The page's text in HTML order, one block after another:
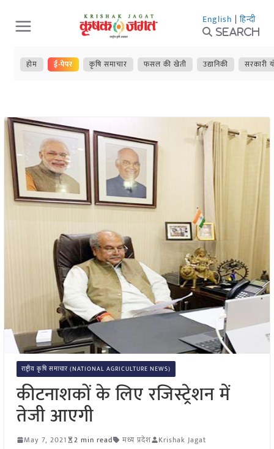
Skip
to
content
English | हिन्दी
Search
होम ई-पेपर कृषि समाचार फसल की खेती उद्यानिकी सरकारी
राष्ट्रीय कृषि समाचार (NATIONAL AGRICULTURE NEWS)
कीटनाशकों के लिए रजिस्ट्रेशन में
तेजी आएगी
May 7, 2021 2 min read मध्य प्रदेश Krishak Jagat